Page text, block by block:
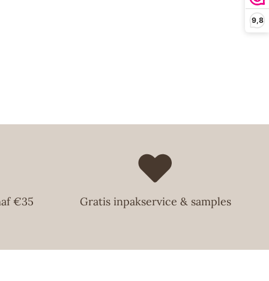
9,8
€35 Gratis inpakservice & samples